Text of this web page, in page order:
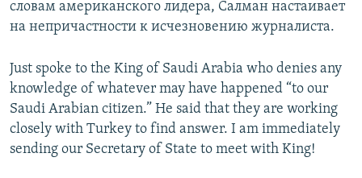
словам американского лидера, Салман настаивает
на непричастности к исчезновению журналиста.
Just spoke to the King of Saudi Arabia who denies any
knowledge of whatever may have happened “to our
Saudi Arabian citizen.” He said that they are working
closely with Turkey to find answer. I am immediately
sending our Secretary of State to meet with King!